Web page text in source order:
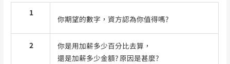
1
你期望的數字，資方認為你值得嗎?
2
你是用加薪多少百分比去算，
還是加薪多少金額? 原因是甚麼?